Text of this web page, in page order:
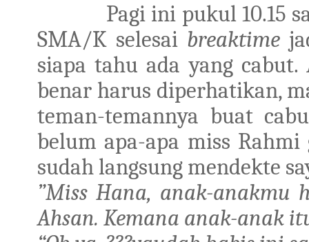
Pagi ini pukul 10.15
SMA/K selesai breaktime
siapa tahu ada yang
benar harus diperhatikan,
teman-temannya buat
belum apa-apa miss
sudah langsung mendekte
”Miss Hana, anak-anakmu
Ahsan. Kemana anak-anak